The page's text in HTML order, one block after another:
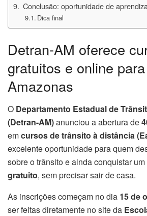
Conclusão: oportunidade de
Dica final
Detran-AM oferece
gratuitos e online
Amazonas
O Departamento Estadual de
(Detran-AM)anunciou a abertura de
emcursos de trânsito à distância
excelente oportunidade para quem
sobre o trânsito e ainda conquistar um
gratuito, sem precisar sair de casa.
As inscrições começam no dia 15 de
ser feitas diretamente no site da